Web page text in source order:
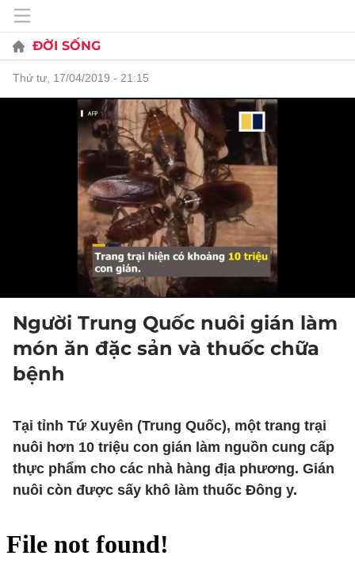
ĐỜI SỐNG
thứ tư, 17/04/2019 - 21:15
Người Trung Quốc nuôi gián làm
món ăn đặc sản và thuốc chữa
bệnh
Tại tỉnh Tứ Xuyên (Trung Quốc), một trang trại
nuôi hơn 10 triệu con gián làm nguồn cung cấp
thực phẩm cho các nhà hàng địa phương. Gián
nuôi còn được sấy khô làm thuốc Đông y.